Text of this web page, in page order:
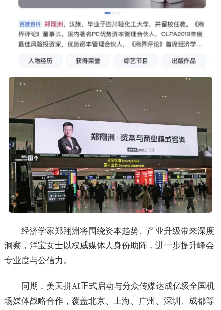
经济学家郑翔洲将围绕资本趋势、产业升级带来深度
洞察，洋宝女士以权威媒体人身份助阵，进一步提升峰会
专业度与公信力。
同期，美天拼AI正式启动与分众传媒达成亿级全国机
场媒体战略合作，覆盖北京、上海、广州、深圳、成都等